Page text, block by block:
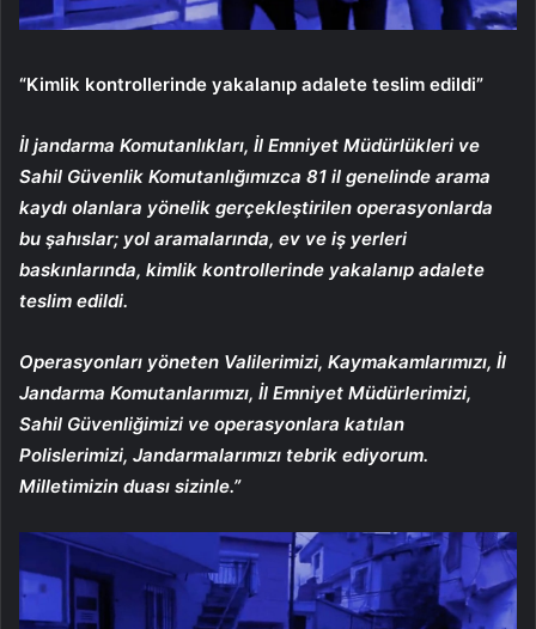
“Kimlik kontrollerinde yakalanıp adalete teslim edildi”
İl jandarma Komutanlıkları, İl Emniyet Müdürlükleri ve
Sahil Güvenlik Komutanlığımızca 81 il genelinde arama
kaydı olanlara yönelik gerçekleştirilen operasyonlarda
bu şahıslar; yol aramalarında, ev ve iş yerleri
baskınlarında, kimlik kontrollerinde yakalanıp adalete
teslim edildi.
Operasyonları yöneten Valilerimizi, Kaymakamlarımızı, İl
Jandarma Komutanlarımızı, İl Emniyet Müdürlerimizi,
Sahil Güvenliğimizi ve operasyonlara katılan
Polislerimizi, Jandarmalarımızı tebrik ediyorum.
Milletimizin duası sizinle.”